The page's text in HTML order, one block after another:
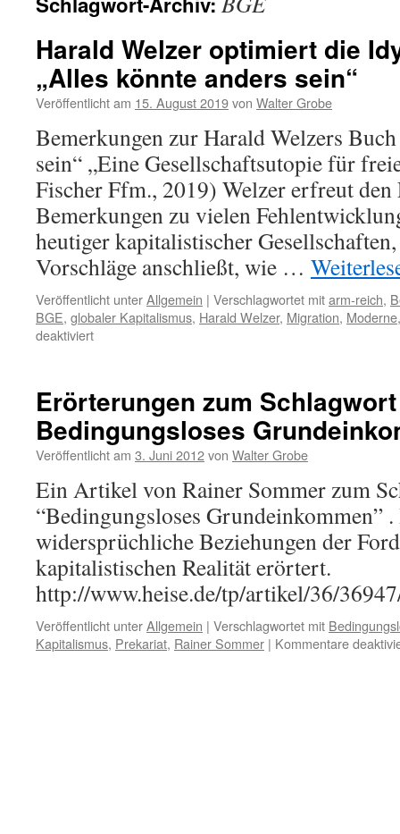
Harald Welzer optimiert die
„Alles könnte anders sein“
Veröffentlicht am 15. August 2019von Walter Grobe
Bemerkungen zur Harald Welzers
sein“ „Eine Gesellschaftsutopie für
Fischer Ffm., 2019) Welzer erfreut
Bemerkungen zu vielen
heutiger kapitalistischer
Vorschläge anschließt, wie …
Veröffentlicht unterAllgemein | Verschlagwortet mitarm-reich,
BGE, globaler Kapitalismus, Harald Welzer, Migration, Moderne
deaktiviertfür
die
Idylle
–
Notizen
„Alles
könnte
anders
sein“
Erörterungen zum Schlagwort
Bedingungsloses
Veröffentlicht am 3. Juni 2012von Walter Grobe
Ein Artikel von Rainer Sommer zum
“Bedingungsloses Grundeinkommen”
widersprüchliche Beziehungen der
kapitalistischen Realität erörtert.
http://www.heise.de/tp/artikel/36/
Veröffentlicht unterAllgemein | Verschlagwortet mit
Kapitalismus, Prekariat, Rainer Sommer | Kommentare